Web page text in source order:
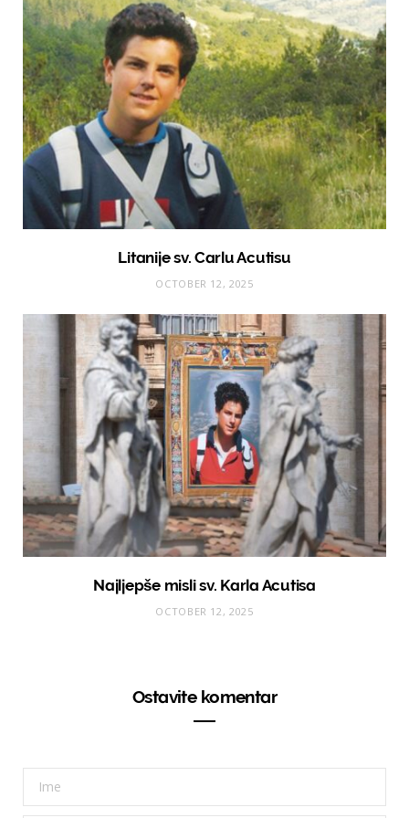
Litanije sv. Carlu Acutisu
OCTOBER 12, 2025
Najljepše misli sv. Karla Acutisa
OCTOBER 12, 2025
Ostavite komentar